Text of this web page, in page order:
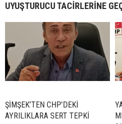
UYUŞTURUCU TACİRLERİNE
ŞİMŞEK’TEN CHP’DEKİ
AYRILIKLARA SERT TEPKİ